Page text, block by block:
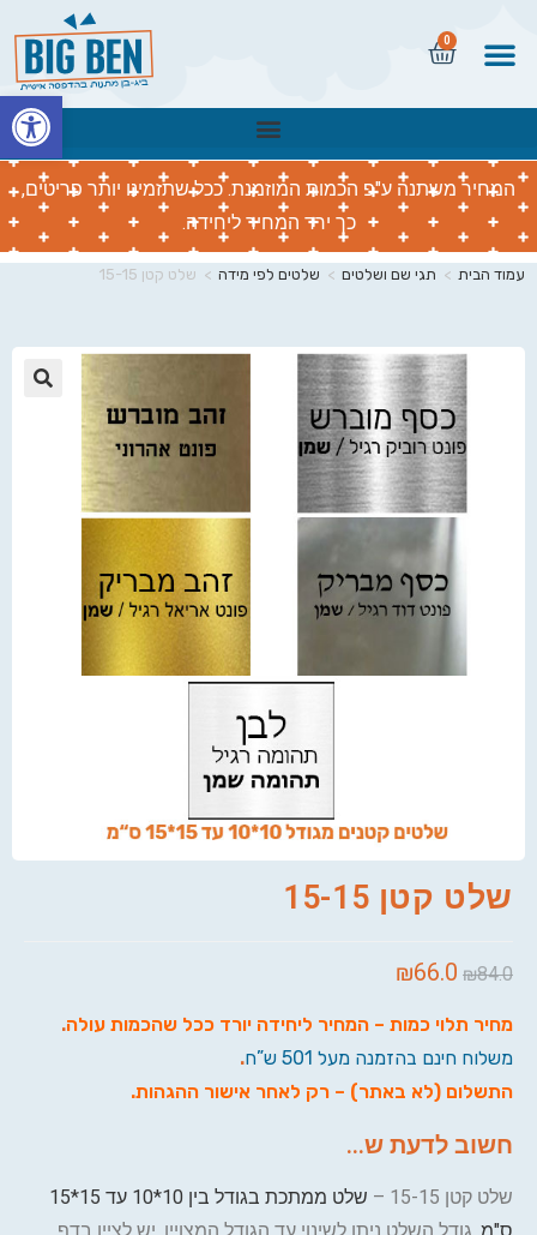
0
המחיר משתנה ע"פ הכמות המוזמנת. ככל שתזמינו יותר פריטים,
כך ירד המחיר ליחידה.
עמוד הבית > תגי שם ושלטים > שלטים לפי מידה > שלט קטן 15-15
שלט קטן 15-15
₪84.0
₪66.0
מחיר תלוי כמות – המחיר ליחידה יורד ככל שהכמות עולה.
משלוח חינם בהזמנה מעל 501 ש”ח
.
התשלום (לא באתר) – רק לאחר אישור ההגהות.
חשוב לדעת ש...
שלט קטן 15-15 –
שלט ממתכת בגודל בין 10*10 עד 15*15